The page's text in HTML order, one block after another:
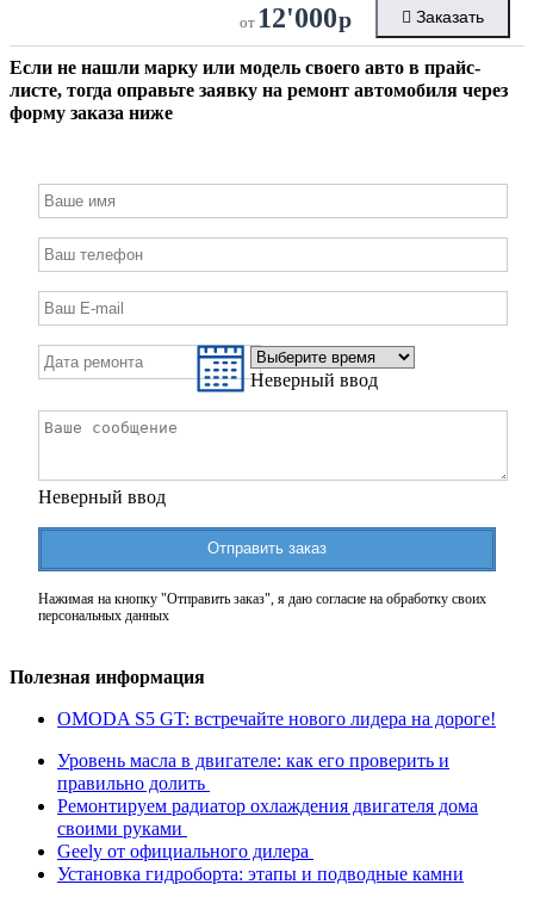
от 12'000р Заказать
Если не нашли марку или модель своего авто в прайс-
листе, тогда оправьте заявку на ремонт автомобиля через
форму заказа ниже
Неверный ввод
Неверный ввод
Отправить заказ
Нажимая на кнопку "Отправить заказ", я даю согласие на обработку своих
персональных данных
Полезная информация
OMODA S5 GT: встречайте нового лидера на дороге!
Уровень масла в двигателе: как его проверить и
правильно долить
Ремонтируем радиатор охлаждения двигателя дома
своими руками
Geely от официального дилера
Установка гидроборта: этапы и подводные камни